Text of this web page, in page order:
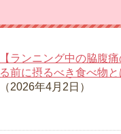
【ランニング中の脇腹
る前に摂るべき食べ物と
（2026年4月2日）